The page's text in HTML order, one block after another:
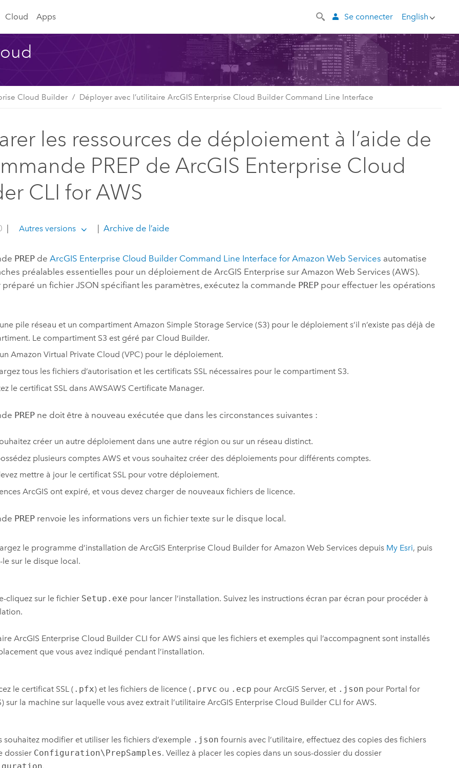
Cloud Apps English
Se connecter
Cloud Builder Déployer avec l’utilitaire ArcGIS Enterprise Cloud Builder Command Line Interface
les ressources de déploiement à l’aide de
PREP de ArcGIS Enterprise Cloud
CLI for AWS
| Autres versions | Archive de l’aide
PREP deArcGIS Enterprise Cloud Builder Command Line Interface for Amazon Web Services automatise
préalables essentielles pour un déploiement deArcGIS Enterprise surAmazon Web Services (AWS).
préparé un fichier JSON spécifiant les paramètres, exécutez la commande PREP pour effectuer les opérations
pile réseau et un compartiment Amazon Simple Storage Service (S3)pour le déploiement s’il n’existe pas déjà de
Le compartiment S3 est géré par Cloud Builder.
Amazon Virtual Private Cloud (VPC)pour le déploiement.
tous les fichiers d’autorisation et les certificats SSL nécessaires pour le compartiment S3.
le certificat SSL dans AWSAWS Certificate Manager.
PREP ne doit être à nouveau exécutée que dans les circonstances suivantes :
créer un autre déploiement dans une autre région ou sur un réseau distinct.
plusieurs comptes AWS et vous souhaitez créer des déploiements pour différents comptes.
mettre à jour le certificat SSL pour votre déploiement.
ArcGIS ont expiré, et vous devez charger de nouveaux fichiers de licence.
PREP renvoie les informations vers un fichier texte sur le disque local.
le programme d’installation deArcGIS Enterprise Cloud Builder for Amazon Web Services depuis My Esri, puis
le sur le disque local.
cliquez sur le fichier Setup.exe pour lancer l’installation. Suivez les instructions écran par écran pour procéder à
ArcGIS Enterprise Cloud Builder CLI for AWS ainsi que les fichiers et exemples qui l’accompagnent sont installés
que vous avez indiqué pendant l’installation.
le certificat SSL ( .pfx) et les fichiers de licence ( .prvc ou .ecp pourArcGIS Server, et .json pour Portal for
) sur la machine sur laquelle vous avez extrait l’utilitaireArcGIS Enterprise Cloud Builder CLI for AWS.
souhaitez modifier et utiliser les fichiers d’exemple .json fournis avec l’utilitaire, effectuez des copies des fichiers
dossier Configuration\PrepSamples. Veillez à placer les copies dans un sous-dossier du dossier